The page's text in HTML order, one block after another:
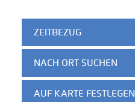
ZEITBEZUG
NACH ORT SUCHEN
AUF KARTE FESTLEGEN